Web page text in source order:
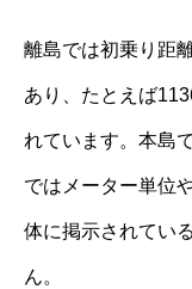
離島では初乗り距
あり、たとえば
れています。本島
ではメーター単位
体に掲示されてい
ん。